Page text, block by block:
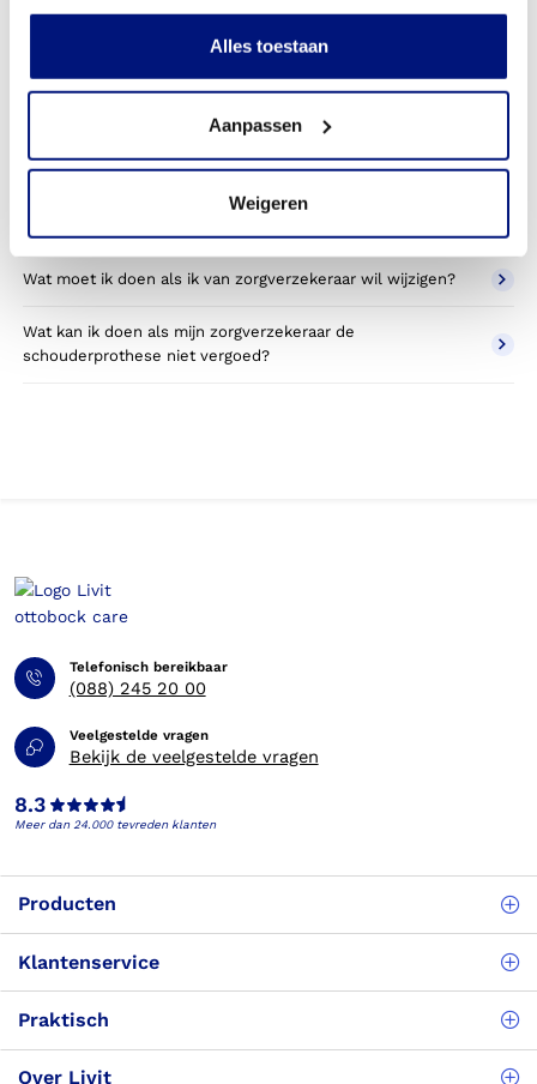
Alles toestaan
Aanpassen
Weigeren
Kan ik een reserve schouderprothese vergoed krijgen?
Wat valt er binnen de vergoeding van een
schouderprothese?
betaald door mijn zorgverzekering?
Wat moet ik doen als ik van zorgverzekeraar wil wijzigen?
Wat kan ik doen als mijn zorgverzekeraar de
schouderprothese niet vergoed?
Telefonisch bereikbaar
(088) 245 20 00
Veelgestelde vragen
Bekijk de veelgestelde vragen
8.3
Meer dan 24.000 tevreden klanten
Producten
Klantenservice
Praktisch
Over Livit